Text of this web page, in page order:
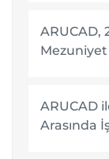
ARUCAD,
ARUCAD
Arasında